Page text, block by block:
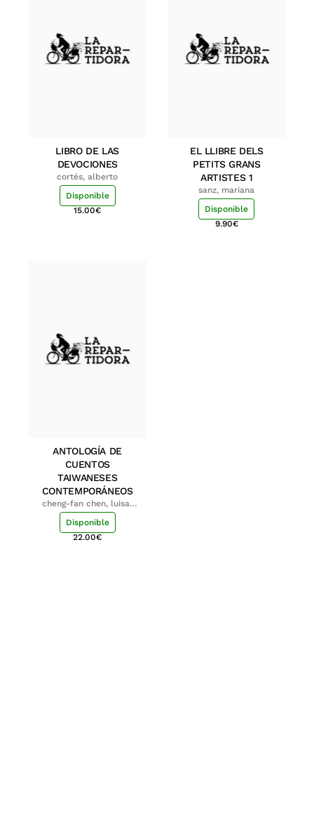
LIBRO DE LAS
DEVOCIONES
cortés, alberto
Disponible
15.00€
EL LLIBRE DELS
PETITS GRANS
ARTISTES 1
sanz, mariana
Disponible
9.90€
ANTOLOGÍA DE
CUENTOS
TAIWANESES
CONTEMPORÁNEOS
cheng-fan chen, luisa;
shu-ying chang, luisa
Disponible
22.00€